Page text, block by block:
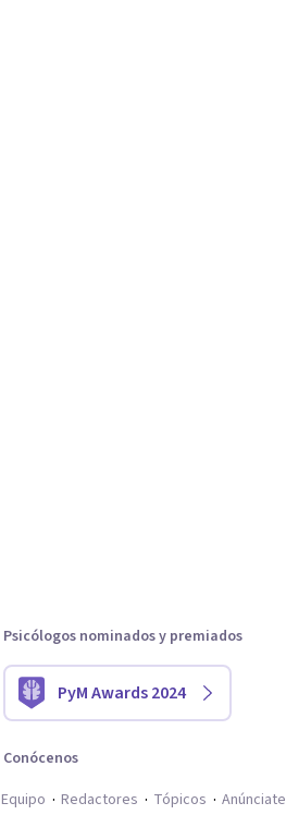
Psicólogos nominados y premiados
PyM Awards 2024
Conócenos
Equipo
Redactores Tópicos Anúnciate